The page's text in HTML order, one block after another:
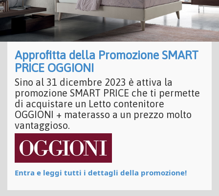
Approfitta della Promozione SMART
PRICE OGGIONI
Sino al 31 dicembre 2023 è attiva la
promozione SMART PRICE che ti permette
di acquistare un Letto contenitore
OGGIONI + materasso a un prezzo molto
vantaggioso.
Entra e leggi tutti i dettagli della promozione!